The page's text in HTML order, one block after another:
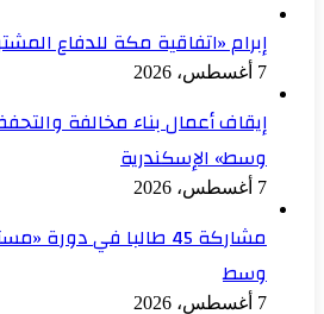
إبرام «اتفاقية مكة للدفاع المشترك» بين 3
7 أغسطس، 2026
إيقاف أعمال بناء مخالفة
وسط» الإسكندرية
7 أغسطس، 2026
مشاركة 45 طالبا في
وسط
7 أغسطس، 2026